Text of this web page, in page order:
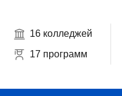
16 колледжей
17 программ